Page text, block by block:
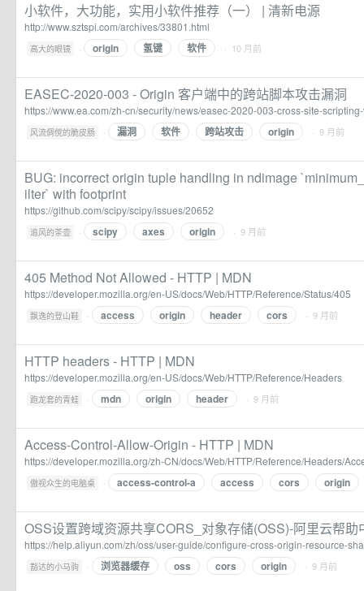
小软件，大功能，实用小软件推荐（一） | 清新电源
http://www.sztspi.com/archives/33801.html
高大的眼镜 · origin 氢键 软件 · 10 月前
EASEC-2020-003 - Origin 客户端中的跨站脚本攻击漏洞
https://www.ea.com/zh-cn/security/news/easec-2020-003-cross-site-
风流倜傥的脆皮肠 · 漏洞 软件 跨站攻击 origin · 9 月前
BUG: incorrect origin tuple handling in ndimage
ilter` with footprint
https://github.com/scipy/scipy/issues/20652
追风的茶壶 · scipy axes origin · 9 月前
405 Method Not Allowed - HTTP | MDN
https://developer.mozilla.org/en-US/docs/Web/HTTP/Reference/Status/405
飘逸的登山鞋 · access origin header cors · 9 月前
HTTP headers - HTTP | MDN
https://developer.mozilla.org/en-US/docs/Web/HTTP/Reference/Headers
跑龙套的青蛙 · mdn origin header · 9 月前
Access-Control-Allow-Origin - HTTP | MDN
https://developer.mozilla.org/zh-CN/docs/Web/HTTP/Reference/Headers/
傲视众生的电脑桌 · access-control-a access cors origin
OSS设置跨域资源共享CORS_对象存储(OSS)-阿里云帮助
https://help.aliyun.com/zh/oss/user-guide/configure-cross-origin-resource-
豁达的小马驹 · 浏览器缓存 oss cors origin · 9 月前